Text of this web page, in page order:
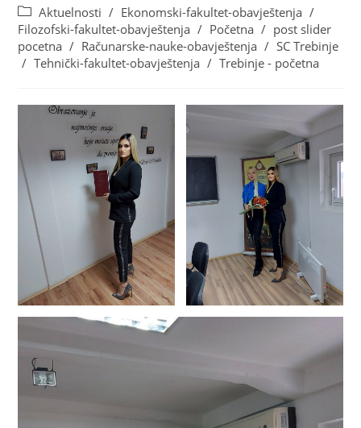
Aktuelnosti / Ekonomski-fakultet-obavještenja /
Filozofski-fakultet-obavještenja / Početna / post slider
pocetna / Računarske-nauke-obavještenja / SC Trebinje
/ Tehnički-fakultet-obavještenja / Trebinje - početna